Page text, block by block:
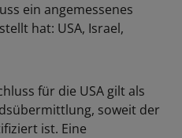
ein angemessenes
hat: USA, Israel,
für die USA gilt als
soweit der
ist. Eine